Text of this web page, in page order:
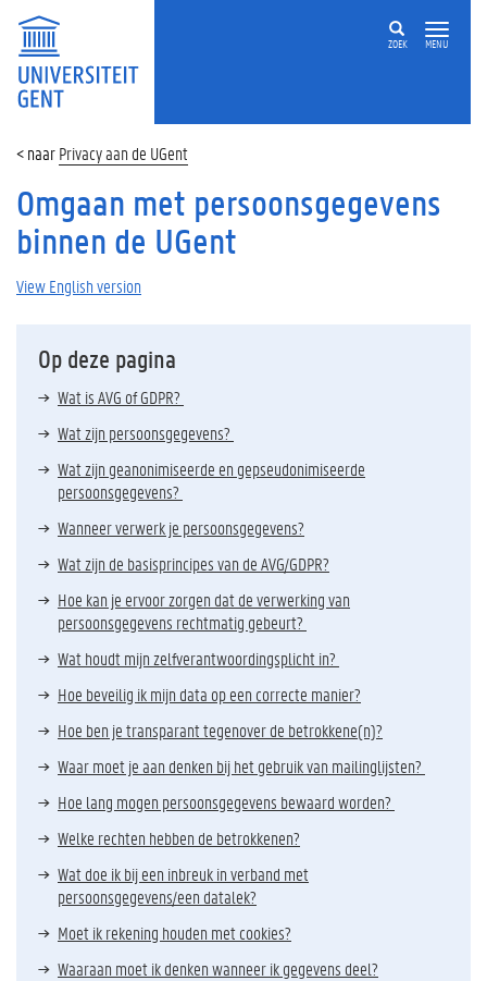
ZOEK MENU
Privacy aan de UGent
Omgaan met persoonsgegevens
binnen de UGent
View English version
Op deze pagina
Wat is AVG of GDPR?
Wat zijn persoonsgegevens?
Wat zijn geanonimiseerde en gepseudonimiseerde
persoonsgegevens?
Wanneer verwerk je persoonsgegevens?
Wat zijn de basisprincipes van de AVG/GDPR?
Hoe kan je ervoor zorgen dat de verwerking van
persoonsgegevens rechtmatig gebeurt?
Wat houdt mijn zelfverantwoordingsplicht in?
Hoe beveilig ik mijn data op een correcte manier?
Hoe ben je transparant tegenover de betrokkene(n)?
Waar moet je aan denken bij het gebruik van mailinglijsten?
Hoe lang mogen persoonsgegevens bewaard worden?
Welke rechten hebben de betrokkenen?
Wat doe ik bij een inbreuk in verband met
persoonsgegevens/een datalek?
Moet ik rekening houden met cookies?
Waaraan moet ik denken wanneer ik gegevens deel?